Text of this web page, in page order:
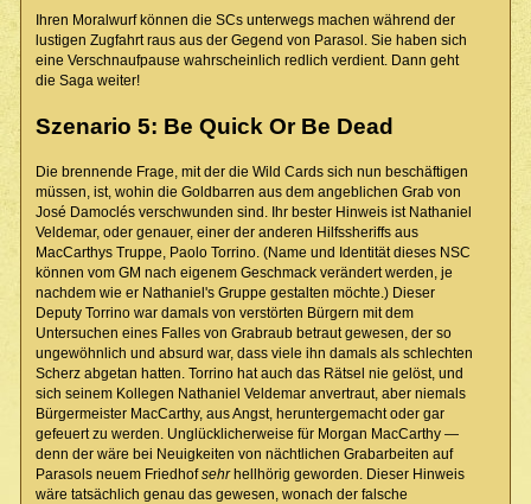
Ihren Moralwurf können die SCs unterwegs machen während der
lustigen Zugfahrt raus aus der Gegend von Parasol. Sie haben sich
eine Verschnaufpause wahrscheinlich redlich verdient. Dann geht
die Saga weiter!
Szenario 5: Be Quick Or Be Dead
Die brennende Frage, mit der die Wild Cards sich nun beschäftigen
müssen, ist, wohin die Goldbarren aus dem angeblichen Grab von
José Damoclés verschwunden sind. Ihr bester Hinweis ist Nathaniel
Veldemar, oder genauer, einer der anderen Hilfssheriffs aus
MacCarthys Truppe, Paolo Torrino. (Name und Identität dieses NSC
können vom GM nach eigenem Geschmack verändert werden, je
nachdem wie er Nathaniel's Gruppe gestalten möchte.) Dieser
Deputy Torrino war damals von verstörten Bürgern mit dem
Untersuchen eines Falles von Grabraub betraut gewesen, der so
ungewöhnlich und absurd war, dass viele ihn damals als schlechten
Scherz abgetan hatten. Torrino hat auch das Rätsel nie gelöst, und
sich seinem Kollegen Nathaniel Veldemar anvertraut, aber niemals
Bürgermeister MacCarthy, aus Angst, heruntergemacht oder gar
gefeuert zu werden. Unglücklicherweise für Morgan MacCarthy —
denn der wäre bei Neuigkeiten von nächtlichen Grabarbeiten auf
Parasols neuem Friedhofsehrhellhörig geworden. Dieser Hinweis
wäre tatsächlich genau das gewesen, wonach der falsche